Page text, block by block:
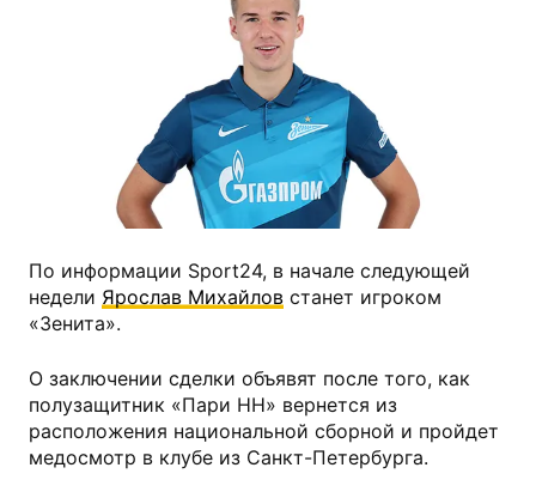
По информации Sport24, в начале следующей
недели Ярослав Михайлов станет игроком
«Зенита».
О заключении сделки объявят после того, как
полузащитник «Пари НН» вернется из
расположения национальной сборной и пройдет
медосмотр в клубе из Санкт-Петербурга.